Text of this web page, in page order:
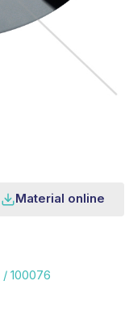
Material online
/ 100076